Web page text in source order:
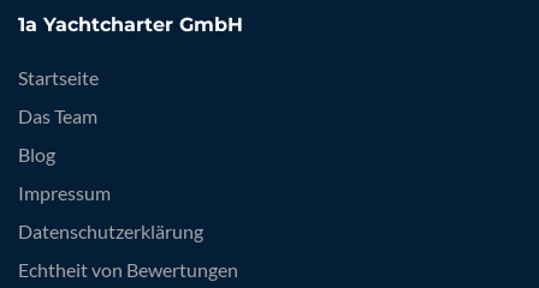
1a Yachtcharter GmbH
Startseite
Das Team
Blog
Impressum
Datenschutzerklärung
Echtheit von Bewertungen